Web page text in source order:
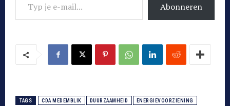
Abonneren
TAGS CDA MEDEMBLIK DUURZAAMHEID ENERGIEVOORZIENING